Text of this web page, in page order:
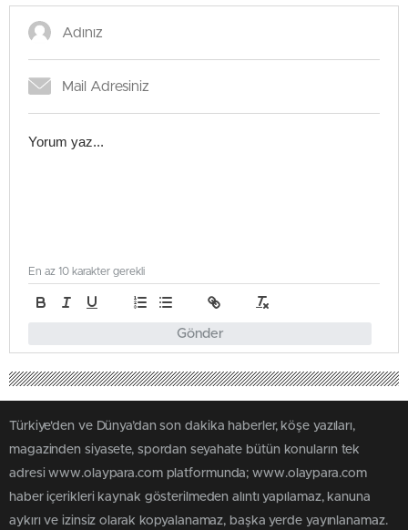
Gönder
En az 10 karakter gerekli
Türkiye'den ve Dünya’dan son dakika haberler, köşe yazıları,
magazinden siyasete, spordan seyahate bütün konuların tek
adresi www.olaypara.com platformunda; www.olaypara.com
haber içerikleri kaynak gösterilmeden alıntı yapılamaz, kanuna
aykırı ve izinsiz olarak kopyalanamaz, başka yerde yayınlanamaz.